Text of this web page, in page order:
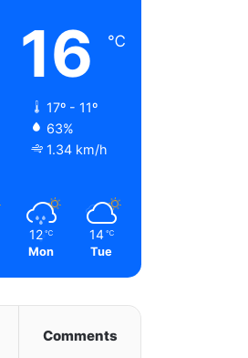
16 ℃
17º - 11º
63%
1.34 km/h
12 ℃
Mon
14 ℃
Tue
Comments